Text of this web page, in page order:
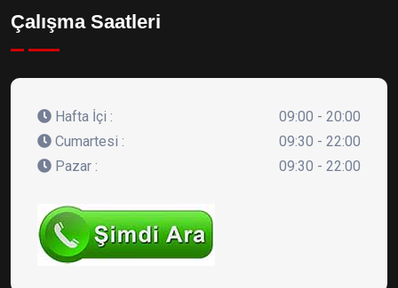
Çalışma Saatleri
Hafta İçi :
09:00 - 20:00
Cumartesi :
09:30 - 22:00
Pazar :
09:30 - 22:00